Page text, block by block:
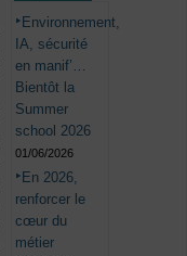
Environnement,
IA, sécurité
en manif’…
Bientôt la
Summer
school 2026
01/06/2026
En 2026,
renforcer le
cœur du
métier